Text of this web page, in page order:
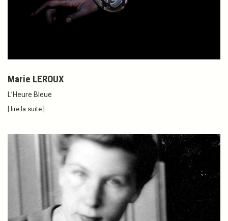
Marie LEROUX
L’Heure Bleue
[ lire la suite ]